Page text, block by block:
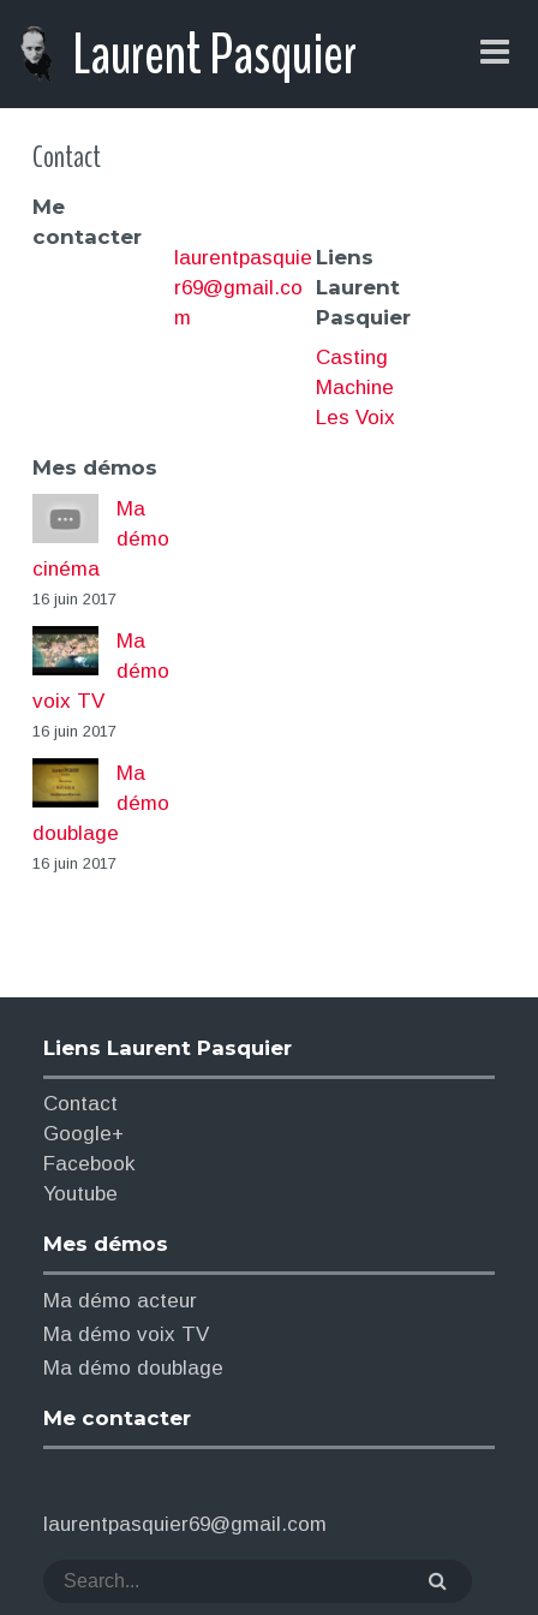
p
Laurent Pasquier
Contact
Me
contacter
laurentpasquie
r69@gmail.co
m
Liens
Laurent
Pasquier
Casting
Machine
Les Voix
Mes démos
Ma
démo
cinéma
16 juin 2017
Ma
démo
voix TV
16 juin 2017
Ma
démo
doublage
16 juin 2017
Liens Laurent Pasquier
Contact
Google+
Facebook
Youtube
Mes démos
Ma démo acteur
Ma démo voix TV
Ma démo doublage
Me contacter
laurentpasquier69@gmail.com